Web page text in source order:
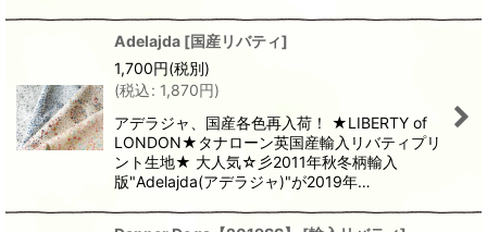
Adelajda [国産リバティ]
1,700円(税別)
(税込: 1,870円)
アデラジャ、国産各色再入荷！ ★LIBERTY of
LONDON★タナローン英国産輸入リバティプリ
ント生地★ 大人気☆彡2011年秋冬柄輸入
版"Adelajda(アデラジャ)"が2019年…